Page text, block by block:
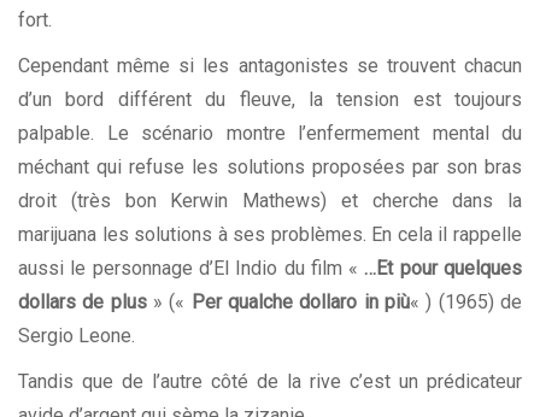
fort.
Cependant même si les antagonistes se trouvent chacun
d’un bord différent du fleuve, la tension est toujours
palpable. Le scénario montre l’enfermement mental du
méchant qui refuse les solutions proposées par son bras
droit (très bon Kerwin Mathews) et cherche dans la
marijuana les solutions à ses problèmes. En cela il rappelle
aussi le personnage d’El Indio du film «…Et pour quelques
dollars de plus» (« Per qualche dollaro in più« ) (1965) de
Sergio Leone.
Tandis que de l’autre côté de la rive c’est un prédicateur